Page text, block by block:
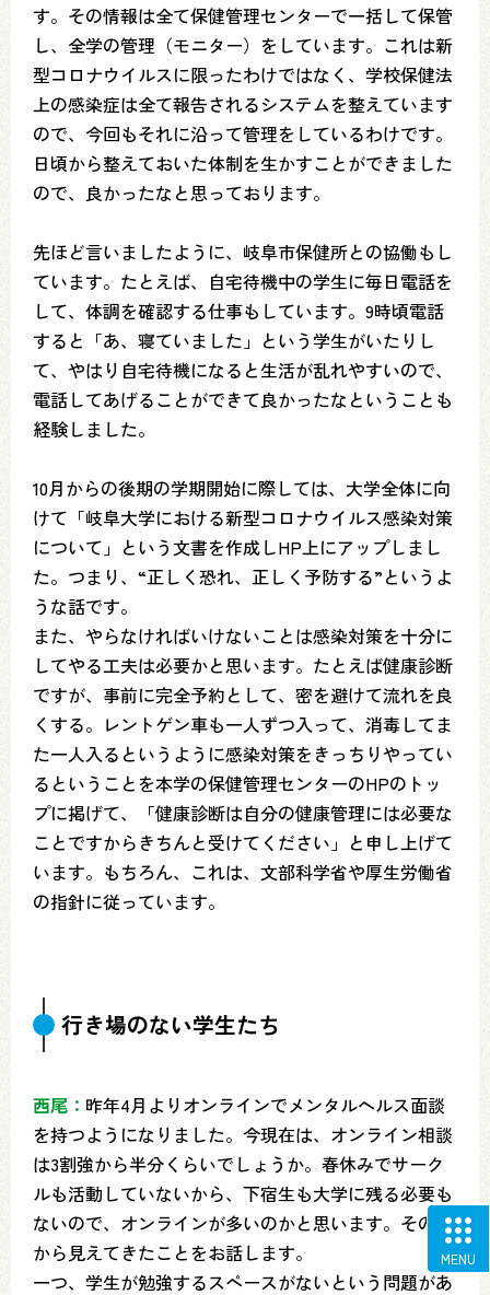
MENU
す。その情報は全て保健管理センターで一括して保管
し、全学の管理（モニター）をしています。これは新
型コロナウイルスに限ったわけではなく、学校保健法
上の感染症は全て報告されるシステムを整えています
ので、今回もそれに沿って管理をしているわけです。
日頃から整えておいた体制を生かすことができました
ので、良かったなと思っております。
先ほど言いましたように、岐阜市保健所との協働もし
ています。たとえば、自宅待機中の学生に毎日電話を
して、体調を確認する仕事もしています。9時頃電話
すると「あ、寝ていました」という学生がいたりし
て、やはり自宅待機になると生活が乱れやすいので、
電話してあげることができて良かったなということも
経験しました。
10月からの後期の学期開始に際しては、大学全体に向
けて「岐阜大学における新型コロナウイルス感染対策
について」という文書を作成しHP上にアップしまし
た。つまり、“正しく恐れ、正しく予防する”というよ
うな話です。
また、やらなければいけないことは感染対策を十分に
してやる工夫は必要かと思います。たとえば健康診断
ですが、事前に完全予約として、密を避けて流れを良
くする。レントゲン車も一人ずつ入って、消毒してま
た一人入るというように感染対策をきっちりやってい
るということを本学の保健管理センターのHPのトッ
プに掲げて、「健康診断は自分の健康管理には必要な
ことですからきちんと受けてください」と申し上げて
います。もちろん、これは、文部科学省や厚生労働省
の指針に従っています。
行き場のない学生たち
西尾： 昨年4月よりオンラインでメンタルヘルス面談
を持つようになりました。今現在は、オンライン相談
は3割強から半分くらいでしょうか。春休みでサーク
ルも活動していないから、下宿生も大学に残る必要も
ないので、オンラインが多いのかと思います。その中
から見えてきたことをお話します。
一つ、学生が勉強するスペースがないという問題があ